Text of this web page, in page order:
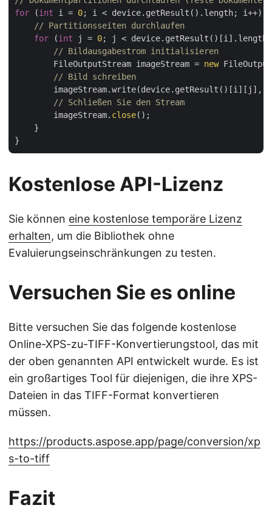
for (int i = 0; i < device.getResult().length; i++) {
// Partitionsseiten durchlaufen
for (int j = 0; j <
// Bildausgabestrom initialisieren
        FileOutputStream imageStream =
new
// Bild schreiben
        imageStream.write(device.getResult()[i][j],
// Schließen Sie den Stream
        imageStream.
close();
    }
Kostenlose API-Lizenz
Sie können eine kostenlose temporäre Lizenz
erhalten, um die Bibliothek ohne
Evaluierungseinschränkungen zu testen.
Versuchen Sie es online
Bitte versuchen Sie das folgende kostenlose
Online-XPS-zu-TIFF-Konvertierungstool, das mit
der oben genannten API entwickelt wurde. Es ist
ein großartiges Tool für diejenigen, die ihre XPS-
Dateien in das TIFF-Format konvertieren
müssen.
https://products.aspose.app/page/conversion/xp
s-to-tiff
Fazit